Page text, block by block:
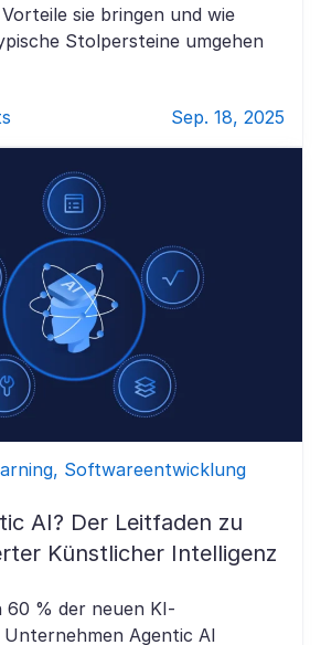
sie bringen und wie
Stolpersteine umgehen
Sep. 18, 2025
Softwareentwicklung
AI? Der Leitfaden zu
Künstlicher Intelligenz
60 % der neuen KI-
Agentic AI